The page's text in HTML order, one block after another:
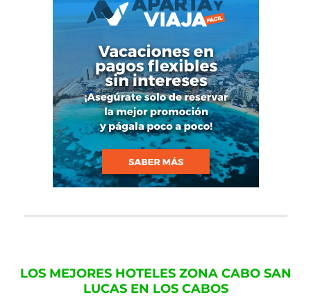
LOS MEJORES HOTELES ZONA CABO SAN
LUCAS EN LOS CABOS